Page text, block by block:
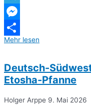
Telegram
Messenger
Teilen
Mehr lesen
Deutsch-
Etosha-Pfanne
Holger Arppe 9. Mai 2026